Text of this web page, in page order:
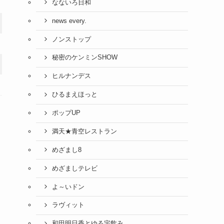
なないろ日和
news every.
ノンストップ
秘密のケンミンSHOW
ヒルナンデス
ひるまえほっと
ポップUP
満天★青空レストラン
めざまし8
めざましテレビ
よ～いドン
ラヴィット